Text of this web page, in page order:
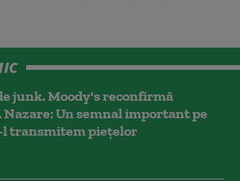
junk. Moody's reconfirmă
Un semnal important pe
l transmitem piețelor